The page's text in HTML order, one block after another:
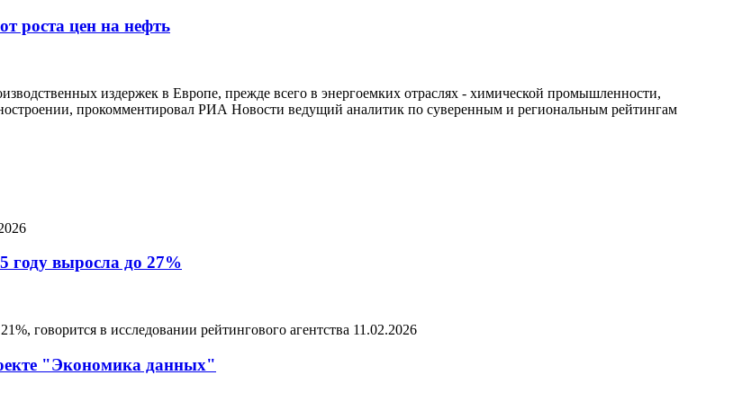
роста цен на нефть
издержек в Европе, прежде всего в энергоемких отраслях - химической промышленности,
прокомментировал РИА Новости ведущий аналитик по суверенным и региональным рейтингам
году выросла до 27%
говорится в исследовании рейтингового агентства 11.02.2026
"Экономика данных"